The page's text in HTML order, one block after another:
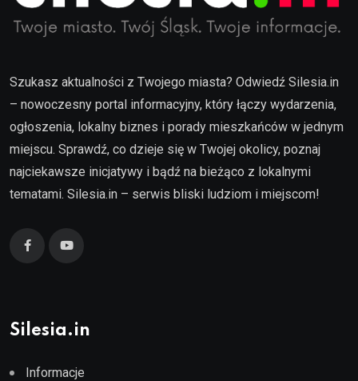
Szukasz aktualności z Twojego miasta? Odwiedź Silesia.in
– nowoczesny portal informacyjny, który łączy wydarzenia,
ogłoszenia, lokalny biznes i porady mieszkańców w jednym
miejscu. Sprawdź, co dzieje się w Twojej okolicy, poznaj
najciekawsze inicjatywy i bądź na bieżąco z lokalnymi
tematami. Silesia.in – serwis bliski ludziom i miejscom!
Silesia.in
Informacje